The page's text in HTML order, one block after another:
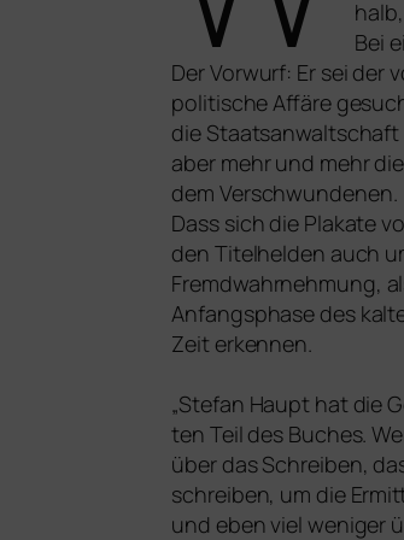
Bei
Der Vorwurf: Er sei der
poli­ti­sche Affäre
die Staatsanwaltschaft
aber mehr und mehr
dem Verschwundenen.
Dass sich die Plakate
den Titelhelden auch
Fremdwahrnehmung,
Anfangsphase des
Zeit erken­nen.
„Stefan Haupt hat die
ten Teil des Buches.
über das Schreiben,
schrei­ben, um die
und eben viel weni­ger